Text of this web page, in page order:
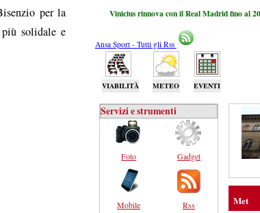
per la
solidale e
Vinicius rinnova con il Real Madrid fino al
Ansa Sport - Tutti gli Rss
VIABILITÀ METEO EVENTI
Servizi e strumenti
Foto
Mobile
Gadget
Rss Met